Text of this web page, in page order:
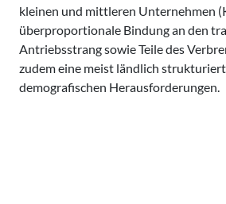
kleinen und mittleren Unternehmen
überproportionale Bindung an den
Antriebsstrang sowie Teile des
zudem eine meist ländlich
demografischen Herausforderungen.